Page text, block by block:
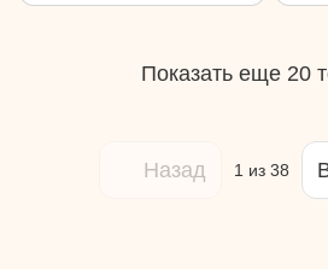
Показать еще 20
Назад 1 из 38